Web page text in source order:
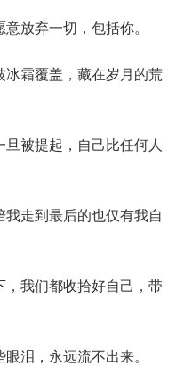
放弃一切，包括你。
霜覆盖，藏在岁月的荒
被提起，自己比任何人
走到最后的也仅有我自
我们都收拾好自己，带
泪，永远流不出来。